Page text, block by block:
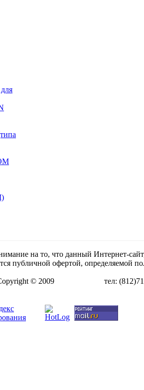
на то, что данный Интернет-
публичной офертой, определяемой
Copyright © 2009 тел: (812)716-